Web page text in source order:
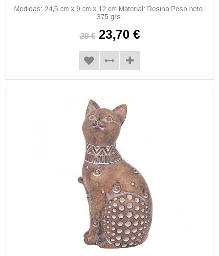
Medidas: 24,5 cm x 9 cm x 12 cm Material: Resina Peso neto:
375 grs.
29 € 23,70 €